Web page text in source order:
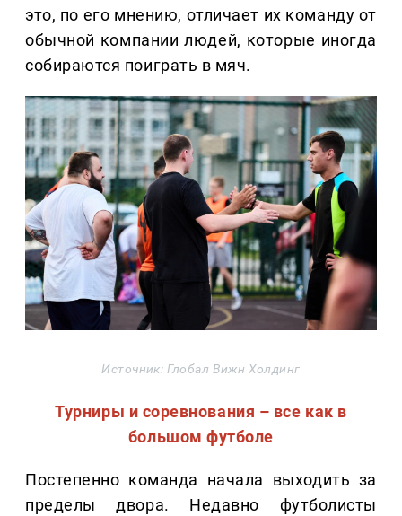
это, по его мнению, отличает их команду от
обычной компании людей, которые иногда
собираются поиграть в мяч.
Источник: Глобал Вижн Холдинг
Турниры и соревнования – все как в
большом футболе
Постепенно команда начала выходить за
пределы двора. Недавно футболисты